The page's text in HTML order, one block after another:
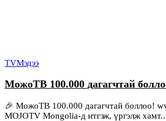
TVМэдээ
МожоТВ 100.000 дагагчтай
🎉 МожоТВ 100.000 дагагчтай боллоо!
MOJOTV Mongolia-д итгэж, үргэлж